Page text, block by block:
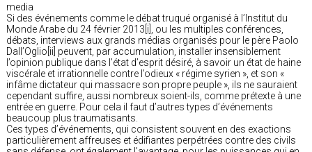
media
Si des événements comme le débat truqué organisé à l’Institut du
Monde Arabe du 24 février 2013[i], ou les multiples conférences,
débats, interviews aux grands médias organisés pour le père Paolo
Dall’Oglio[ii] peuvent, par accumulation, installer insensiblement
l’opinion publique dans l’état d’esprit désiré, à savoir un état de haine
viscérale et irrationnelle contre l’odieux « régime syrien », et son «
infâme dictateur qui massacre son propre peuple », ils ne sauraient
cependant suffire, aussi nombreux soient-ils, comme prétexte à une
entrée en guerre. Pour cela il faut d’autres types d’événements
beaucoup plus traumatisants.
Ces types d’événements, qui consistent souvent en des exactions
particulièrement affreuses et édifiantes perpétrées contre des civils